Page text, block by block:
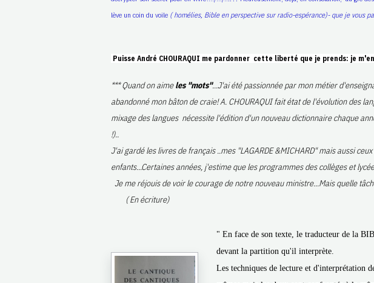
lève un coin du voile ( homélies, Bible en perspective sur radio-espérance)- que je vous
Puisse André CHOURAQUI me pardonner cette liberté que je prends: je
*** Quand on aimeles "mots"...J'ai été passionnée par mon métier
abandonné mon bâton de craie! A. CHOURAQUI fait état de l'évolution des
mixage des langues nécessite l'édition d'un nouveau dictionnaire chaque
!)..
J'ai gardé les livres de français ..mes "LAGARDE &MICHARD" mais aussi
enfants...Certaines années, j'estime que les programmes des collèges et
Je me réjouis de voir le courage de notre nouveau ministre...Mais quelle
( En écriture)
" En face de son texte, le traducteur de la
devant la partition qu'il interprète.
Les techniques de lecture et d'interprétation